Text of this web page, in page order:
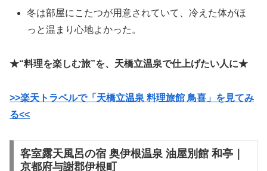
冬は部屋にこたつが用意されていて、冷えた体がほ
っと温まり心地よかった。
★“料理を楽しむ旅”を、天橋立温泉で仕上げたい人に★
>>楽天トラベルで「天橋立温泉 料理旅館 鳥喜」を見てみ
る<<
客室露天風呂の宿 奥伊根温泉 油屋別館 和亭｜
京都府与謝郡伊根町